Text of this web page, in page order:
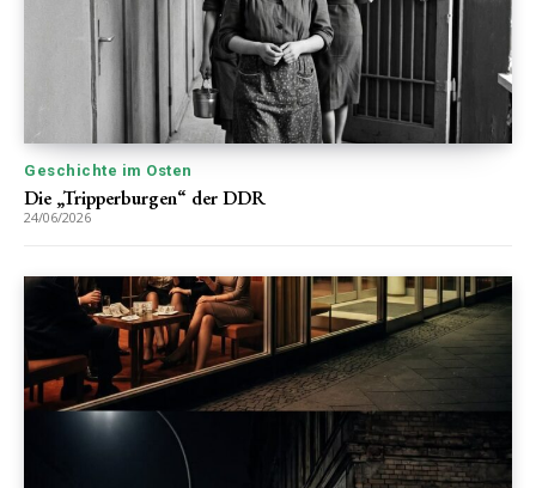
Geschichte im Osten
Die „Tripperburgen“ der DDR
24/06/2026